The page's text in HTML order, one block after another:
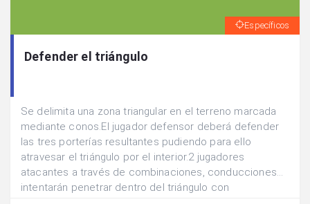
Específicos
Defender el triángulo
Se delimita una zona triangular en el terreno marcada
mediante conos.El jugador defensor deberá defender
las tres porterías resultantes pudiendo para ello
atravesar el triángulo por el interior.2 jugadores
atacantes a través de combinaciones, conducciones...
intentarán penetrar dentro del triángulo con